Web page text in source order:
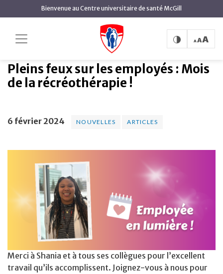
principal
Bienvenue au Centre universitaire de santé McGill
Nouvelles
employés : Mois de la récréothérapie !
Pleins feux sur les employés : Mois
de la récréothérapie !
6 février 2024 NOUVELLES ARTICLES
Merci à Shania et à tous ses collègues pour l’excellent
travail qu’ils accomplissent. Joignez-vous à nous pour